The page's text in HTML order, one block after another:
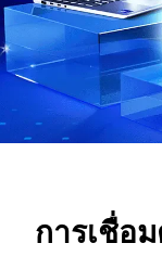
ะ
ห
ว่
การเชื่อ